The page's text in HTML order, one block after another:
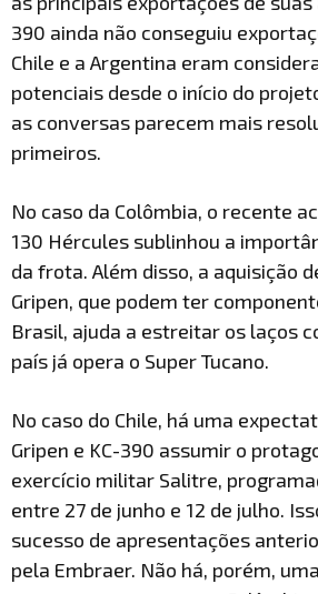
390 ainda não conseguiu
Chile e a Argentina eram
potenciais desde o início do
as conversas parecem mais
primeiros.
No caso da Colômbia, o recente
130 Hércules sublinhou a
da frota. Além disso, a aquisição
Gripen, que podem ter
Brasil, ajuda a estreitar os laços
país já opera o Super Tucano.
No caso do Chile, há uma
Gripen e KC-390 assumir o
exercício militar Salitre,
entre 27 de junho e 12 de julho.
sucesso de apresentações
pela Embraer. Não há, porém,